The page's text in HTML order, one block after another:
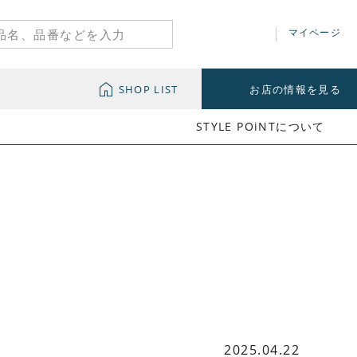
マイページ
SHOP LIST お店の情報を見る
STYLE POiNTについて
2025.04.22